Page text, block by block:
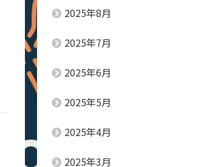
2025年8月
2025年7月
2025年6月
2025年5月
2025年4月
2025年3月